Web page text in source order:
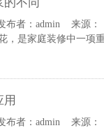
布者：admin 来源：
是家庭装修中一项重
用
布者：admin 来源：